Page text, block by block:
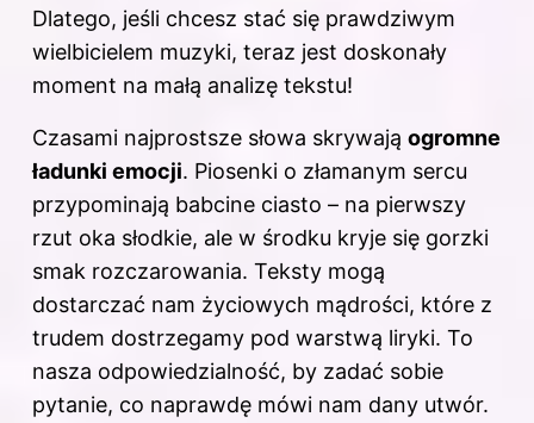
Dlatego, jeśli chcesz stać się prawdziwym
wielbicielem muzyki, teraz jest doskonały
moment na małą analizę tekstu!
Czasami najprostsze słowa skrywają ogromne
ładunki emocji. Piosenki o złamanym sercu
przypominają babcine ciasto – na pierwszy
rzut oka słodkie, ale w środku kryje się gorzki
smak rozczarowania. Teksty mogą
dostarczać nam życiowych mądrości, które z
trudem dostrzegamy pod warstwą liryki. To
nasza odpowiedzialność, by zadać sobie
pytanie, co naprawdę mówi nam dany utwór.